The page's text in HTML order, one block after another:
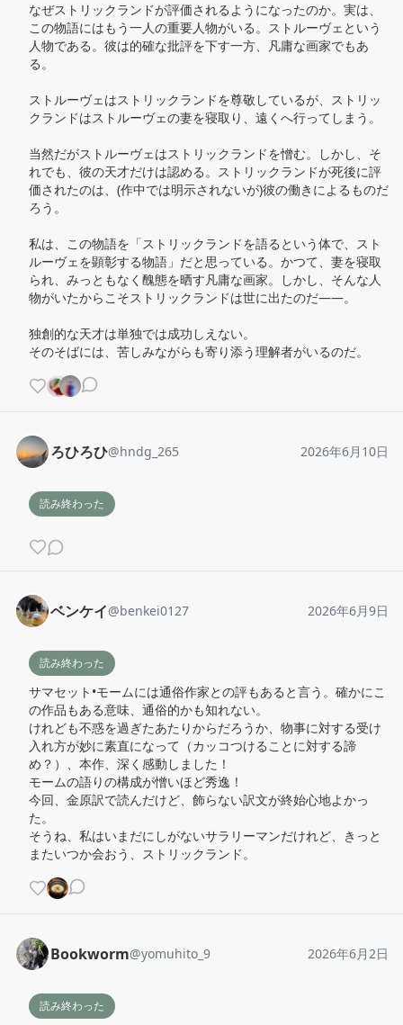
なぜストリックランドが評価されるようになったのか。実は、
この物語にはもう一人の重要人物がいる。ストルーヴェという
人物である。彼は的確な批評を下す一方、凡庸な画家でもあ
る。
ストルーヴェはストリックランドを尊敬しているが、ストリッ
クランドはストルーヴェの妻を寝取り、遠くへ行ってしまう。
当然だがストルーヴェはストリックランドを憎む。しかし、そ
れでも、彼の天才だけは認める。ストリックランドが死後に評
価されたのは、(作中では明示されないが)彼の働きによるものだ
ろう。
私は、この物語を「ストリックランドを語るという体で、スト
ルーヴェを顕彰する物語」だと思っている。かつて、妻を寝取
られ、みっともなく醜態を晒す凡庸な画家。しかし、そんな人
物がいたからこそストリックランドは世に出たのだ——。
独創的な天才は単独では成功しえない。
そのそばには、苦しみながらも寄り添う理解者がいるのだ。
ろひろひ@hndg_265 2026年6月10日
読み終わった
ベンケイ@benkei0127 2026年6月9日
読み終わった
サマセット•モームには通俗作家との評もあると言う。確かにこ
の作品もある意味、通俗的かも知れない。
けれども不惑を過ぎたあたりからだろうか、物事に対する受け
入れ方が妙に素直になって（カッコつけることに対する諦
め？）、本作、深く感動しました！
モームの語りの構成が憎いほど秀逸！
今回、金原訳で読んだけど、飾らない訳文が終始心地よかっ
た。
そうね、私はいまだにしがないサラリーマンだけれど、きっと
またいつか会おう、ストリックランド。
Bookworm@yomuhito_9 2026年6月2日
読み終わった